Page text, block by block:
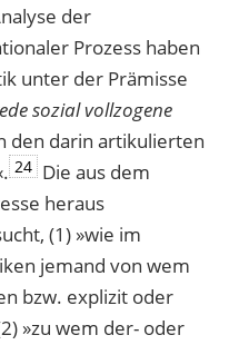
der
Prozess haben
unter der Prämisse
sozial vollzogene
den darin artikulierten
24 Die aus dem
heraus
(1) »wie im
jemand von wem
bzw. explizit oder
»zu wem der- oder